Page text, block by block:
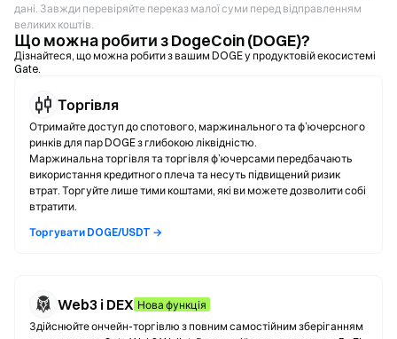
дані. Завжди перевіряйте переказ малої суми перед відправленням
великих коштів.
Що можна робити з DogeCoin (DOGE)?
Дізнайтеся, що можна робити з вашим DOGE у продуктовій екосистемі
Gate.
Торгівля
Отримайте доступ до спотового, маржинального та ф’ючерсного
ринків для пар DOGE з глибокою ліквідністю.
Маржинальна торгівля та торгівля ф’ючерсами передбачають
використання кредитного плеча та несуть підвищений ризик
втрат. Торгуйте лише тими коштами, які ви можете дозволити собі
втратити.
Торгувати DOGE/USDT →
Web3 і DEX Нова функція
Здійснюйте ончейн-торгівлю з повним самостійним зберіганням